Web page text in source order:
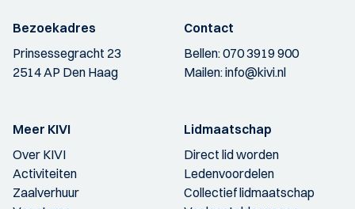
Bezoekadres
Prinsessegracht 23
2514 AP Den Haag
Contact
Bellen:070 3919 900
Mailen:info@kivi.nl
Meer KIVI
Over KIVI
Activiteiten
Zaalverhuur
Lidmaatschap
Direct lid worden
Ledenvoordelen
Collectief lidmaatschap